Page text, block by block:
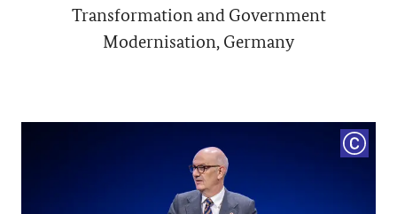
Transformation and Government
Modernisation, Germany